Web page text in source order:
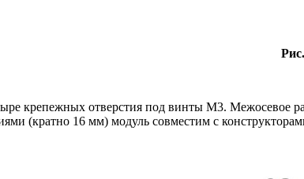
крепежных отверстия под винты М3. Межосевое
(кратно 16 мм) модуль совместим с